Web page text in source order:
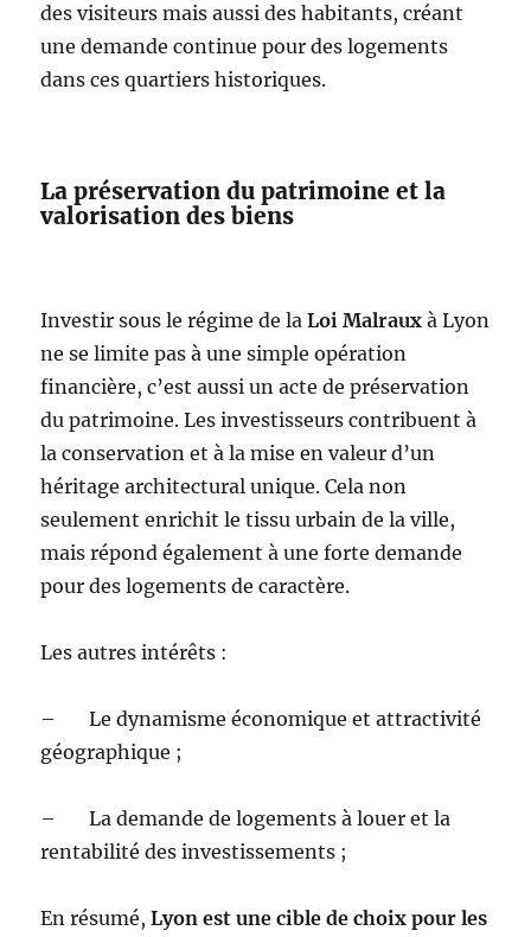
des visiteurs mais aussi des habitants, créant
une demande continue pour des logements
dans ces quartiers historiques.
La préservation du patrimoine et la
valorisation des biens
Investir sous le régime de laLoi Malraux à Lyon
ne se limite pas à une simple opération
financière, c’est aussi un acte de préservation
du patrimoine. Les investisseurs contribuent à
la conservation et à la mise en valeur d’un
héritage architectural unique. Cela non
seulement enrichit le tissu urbain de la ville,
mais répond également à une forte demande
pour des logements de caractère.
Les autres intérêts :
– Le dynamisme économique et attractivité
géographique ;
– La demande de logements à louer et la
rentabilité des investissements ;
En résumé,Lyon est une cible de choix pour les